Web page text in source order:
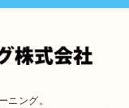
ニング。